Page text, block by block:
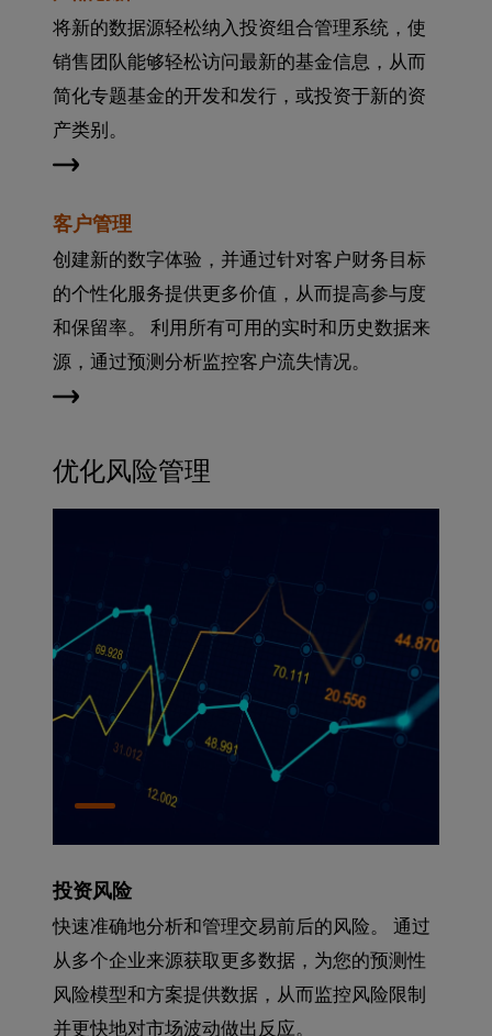
将新的数据源轻松纳入投资组合管理系统，使
销售团队能够轻松访问最新的基金信息，从而
简化专题基金的开发和发行，或投资于新的资
产类别。
客户管理
创建新的数字体验，并通过针对客户财务目标
的个性化服务提供更多价值，从而提高参与度
和保留率。 利用所有可用的实时和历史数据来
源，通过预测分析监控客户流失情况。
优化风险管理
投资风险
快速准确地分析和管理交易前后的风险。 通过
从多个企业来源获取更多数据，为您的预测性
风险模型和方案提供数据，从而监控风险限制
并更快地对市场波动做出反应。